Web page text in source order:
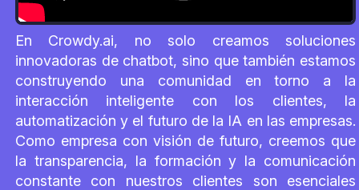
En Crowdy.ai, no solo creamos soluciones
innovadoras de chatbot, sino que también estamos
construyendo una comunidad en torno a la
interacción inteligente con los clientes, la
automatización y el futuro de la IA en las empresas.
Como empresa con visión de futuro, creemos que
la transparencia, la formación y la comunicación
constante con nuestros clientes son esenciales